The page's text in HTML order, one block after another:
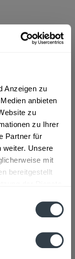
Anzeigen zu
anbieten
zu
zu Ihrer
Partner für
weiter. Unsere
mit
bereitgestellt